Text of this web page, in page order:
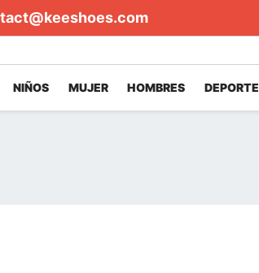
NIÑOS MUJER HOMBRES DEPORTE